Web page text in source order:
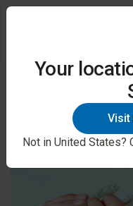
Your
Visit
Not in United States?